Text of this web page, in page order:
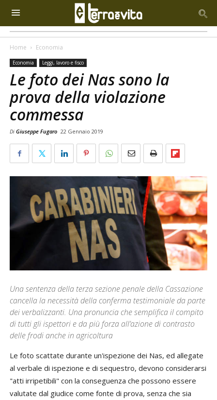
Home Economia
Economia Leggi, lavoro e fisco
Le foto dei Nas sono la
prova della violazione
commessa
Di Giuseppe Fugaro 22 Gennaio 2019
Una sentenza della terza sezione penale della Cassazione
cancella la necessità della conferma testimoniale da parte
dei verbalizzanti. Una pronuncia che semplifica il compito
di tutti gli ispettori e da più forza all’azione di contrasto
delle frodi anche in agricoltura
Le foto scattate durante un'ispezione dei Nas, ed allegate
al verbale di ispezione e di sequestro, devono considerarsi
"atti irripetibili" con la conseguenza che possono essere
valutate dal giudice come fonte di prova, senza che sia